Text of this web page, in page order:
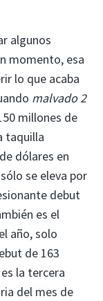
algunos
momento, esa
lo que acaba
malvado 2
millones de
taquilla
dólares en
se eleva por
debut
es el
año, solo
de 163
la tercera
del mes de